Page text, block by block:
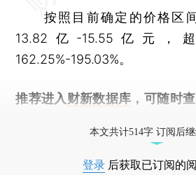
按照目前确定的价格区间
13.82亿-15.55亿元，
162.25%-195.03%。
推荐进入 财新数据库 ，可随时
本文共计514字 订阅后
登录 后获取已订阅的